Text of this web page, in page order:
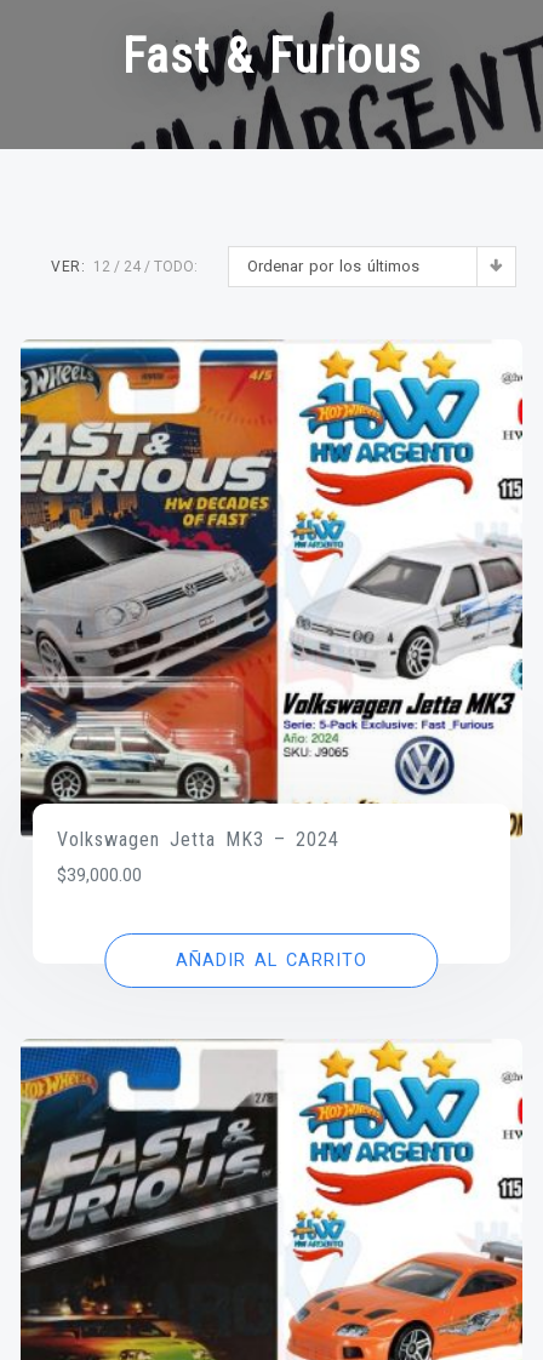
Fast & Furious
Ordenar por los últimos
VER: 12 24 TODO:
Volkswagen Jetta MK3 – 2024
$39,000.00
AÑADIR AL CARRITO